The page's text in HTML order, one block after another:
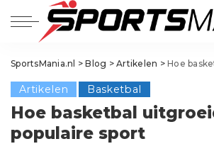
SportsMania.nl >Blog >Artikelen >Hoe basketbal
Artikelen Basketbal
Hoe basketbal
populaire sport